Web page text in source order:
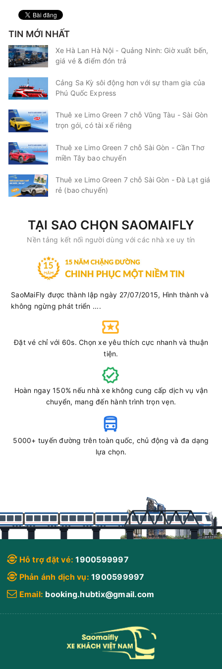
Giá vé:210.000
08:0008/08/2026 08/0810:50(2 giờ 50 phút)
Văn phòng Vũng
Tàu
Anh Quốc Limousine
Giá vé:210.000 Còn trống: 5 Chọn mua
09:0008/08/2026 08/08
Tàu
Gòn
Bến Thành Travel
Giá vé: 210.000 Còn trống: 9 Chọn mua
08/08/2026 08/0811:51
Văn phòng Vũng
Sân bay Tân Sơn
Anh Quốc Limousine Limousine 9 chỗ
Còn trống:
08/08
Tàu
Gòn
Bến Thành Travel Limousine 9 chỗ
Còn trống:
Limousine 9 chỗ
Giá vé: 210.000 Còn trống:4 Chọn mua
08/08/2026
Vũng Tàu Sân bay Tân Sơn Nhất
Hải Vân Vũng Tàu Limousine 11 chỗ
Còn trống:9
13:25(2 giờ 55 phút)
TIN MỚI NHẤT
Xe Hà Lan Hà Nội - Quảng Ninh: Giờ xuất bến,
giá vé & điểm đón trả
Cảng Sa Kỳ sôi động hơn với sự tham gia của
Phú Quốc Express
Thuê xe Limo Green 7 chỗ Vũng Tàu - Sài Gòn
trọn gói, có tài xế riêng
Thuê xe Limo Green 7 chỗ Sài Gòn - Cần Thơ
miền Tây bao chuyến
Thuê xe Limo Green 7 chỗ Sài Gòn - Đà Lạt giá
rẻ (bao chuyến)
TẠI SAO CHỌN SAOMAIFLY
Nền tảng kết nối người dùng với các nhà xe uy tín
SaoMaiFly được thành lập ngày 27/07/2015, Hình thành và
không ngừng phát triển ....
Đặt vé chỉ với 60s. Chọn xe yêu thích cực nhanh và thuận
tiện.
Hoàn ngay 150% nếu nhà xe không cung cấp dịch vụ vận
chuyển, mang đến hành trình trọn vẹn.
5000+ tuyến đường trên toàn quốc, chủ động và đa dạng
lựa chọn.
Hỗ trợ đặt vé: 1900599997
Phản ánh dịch vụ: 1900599997
Email: booking.hubtix@gmail.com